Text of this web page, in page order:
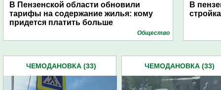
В Пензенской области обновили
тарифы на содержание жилья: кому
придется платить больше
Общество
В
ЧЕМОДАНОВКА (33) ЧЕМОДАНОВКА (33)